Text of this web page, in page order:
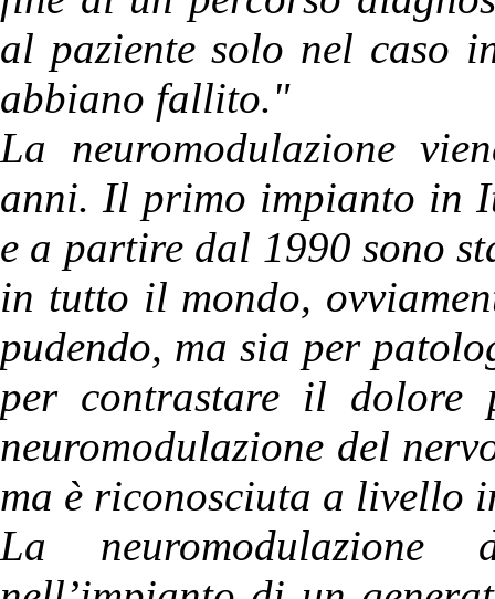
al paziente solo nel caso
abbiano fallito."
La neuromodulazione
anni. Il primo impianto in
e a partire dal 1990 sono
in tutto il mondo,
pudendo, ma sia per
per contrastare il dolore
neuromodulazione del
ma è riconosciuta a livello
La neuromodulazione